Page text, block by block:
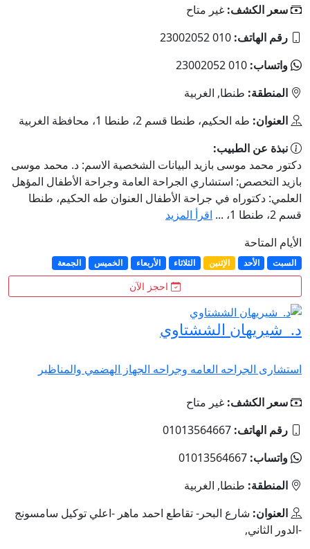
سعر الكشف: غير متاح
رقم الهاتف: 010 23002052
واتساب: 010 23002052
المنطقة: طنطا, الغربية
العنوان: طه الحكيم، طنطا قسم 2، طنطا 1، محافظة الغربية
نبذة عن الطبيب:
دكتور محمد موسى بازيد البيانات الشخصية الاسم: د. محمد موسى
بازيد التخصص: استشاري الجراحة العامة وجراحة الأطفال المؤهل
العلمي: دكتوراه في جراحة الأطفال العنوان طه الحكيم، طنطا
قسم 2، طنطا 1، ...
اقرأ المزيد
الأيام المتاحة
السبت الأحد الإثنين الثلاثاء الأربعاء الخميس الجمعة
احجز الآن
د. شيريهان الششتاوي
استشارى الجراحه العامه وجراحه الجهاز الهضمي والمناظير
سعر الكشف: غير متاح
رقم الهاتف: 01013564667
واتساب: 01013564667
المنطقة: طنطا, الغربية
العنوان: شارع البحر- تقاطع احمد ماهر -اعلي توكيل سامسونج
-الدور الثاني,